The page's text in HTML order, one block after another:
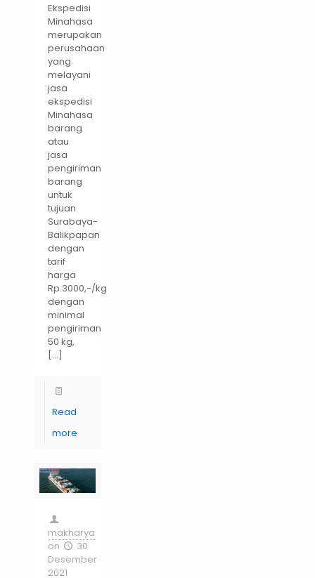
Ekspedisi
Minahasa
merupakan
perusahaan
yang
melayani
jasa
ekspedisi
Minahasa
barang
atau
jasa
pengiriman
barang
untuk
tujuan
Surabaya-
Balikpapan
dengan
tarif
harga
Rp.3000,-/kg
dengan
minimal
pengiriman
50 kg,
[…]
Read
more
makharya
on
30
Desember
2021